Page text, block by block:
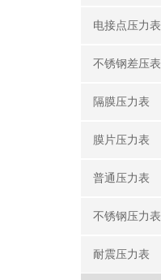
电接点压力表
不锈钢差压表
隔膜压力表
膜片压力表
普通压力表
不锈钢压力表
耐震压力表